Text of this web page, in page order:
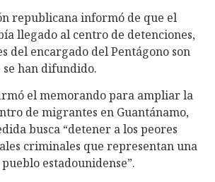
republicana informó de que el
llegado al centro de detenciones,
del encargado del Pentágono son
han difundido.
el memorando para ampliar la
de migrantes en Guantánamo,
busca “detener a los peores
criminales que representan una
estadounidense”.